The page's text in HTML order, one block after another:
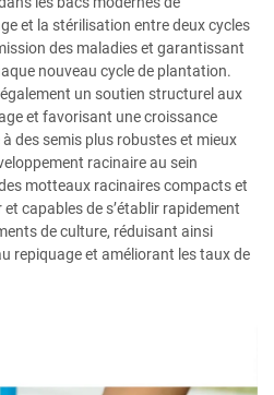
et la stérilisation entre deux cycles
des maladies et garantissant
nouveau cycle de plantation.
un soutien structurel aux
et favorisant une croissance
des semis plus robustes et mieux
racinaire au sein
motteaux racinaires compacts et
capables de s’établir rapidement
de culture, réduisant ainsi
repiquage et améliorant les taux de